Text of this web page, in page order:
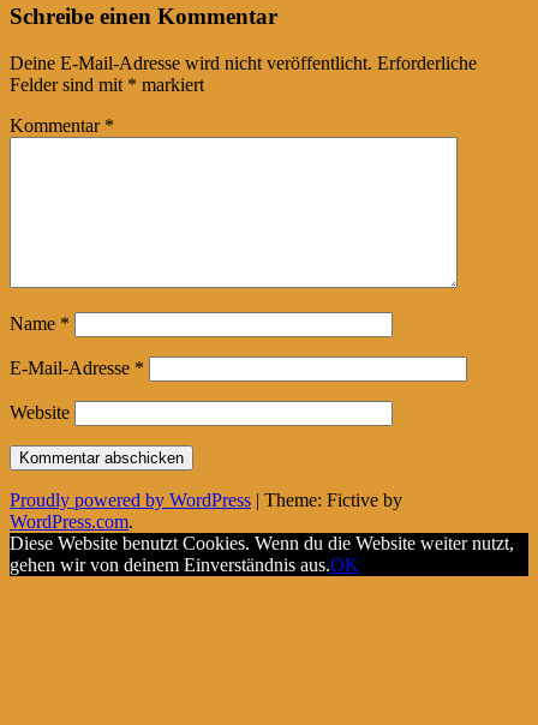
Post
navigation
←
Schreibe einen Kommentar
Deine E-Mail-Adresse wird nicht veröffentlicht. Erforderliche
Felder sind mit * markiert
Kommentar *
Name *
E-Mail-Adresse *
Website
Proudly powered by WordPress | Theme: Fictive by
WordPress.com.
Diese Website benutzt Cookies. Wenn du die Website weiter nutzt,
gehen wir von deinem Einverständnis aus.OK